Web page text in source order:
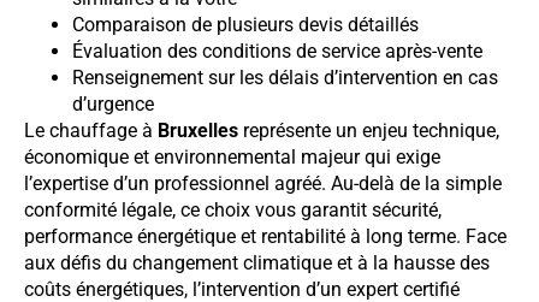
Comparaison de plusieurs devis détaillés
Évaluation des conditions de service après-vente
Renseignement sur les délais d’intervention en cas
d’urgence
Le chauffage à Bruxelles représente un enjeu technique,
économique et environnemental majeur qui exige
l’expertise d’un professionnel agréé. Au-delà de la simple
conformité légale, ce choix vous garantit sécurité,
performance énergétique et rentabilité à long terme. Face
aux défis du changement climatique et à la hausse des
coûts énergétiques, l’intervention d’un expert certifié